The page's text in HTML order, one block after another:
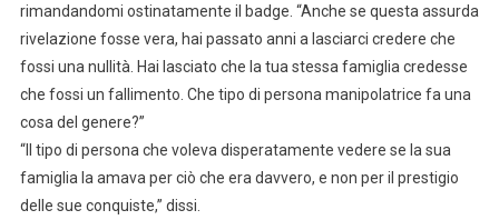
rimandandomi ostinatamente il badge. “Anche se questa assurda
rivelazione fosse vera, hai passato anni a lasciarci credere che
fossi una nullità. Hai lasciato che la tua stessa famiglia credesse
che fossi un fallimento. Che tipo di persona manipolatrice fa una
cosa del genere?”
“Il tipo di persona che voleva disperatamente vedere se la sua
famiglia la amava per ciò che era davvero, e non per il prestigio
delle sue conquiste,” dissi.